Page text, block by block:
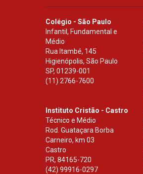
Colégio - São Paulo
Infantil, Fundamental e
Médio
Rua Itambé, 145
Higienópolis, São Paulo
SP, 01239-001
(11) 2766-7600
Instituto Cristão - Castro
Técnico e Médio
Rod. Guataçara Borba
Carneiro, km 03
Castro
PR, 84165-720
(42) 99916-0297